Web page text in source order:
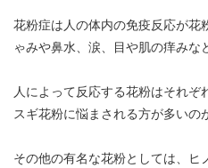
花粉症は人の体内の免疫反応が花
ゃみや鼻水、涙、目や肌の痒みな
人によって反応する花粉はそれ
スギ花粉に悩まされる方が多いの
その他の有名な花粉としては、